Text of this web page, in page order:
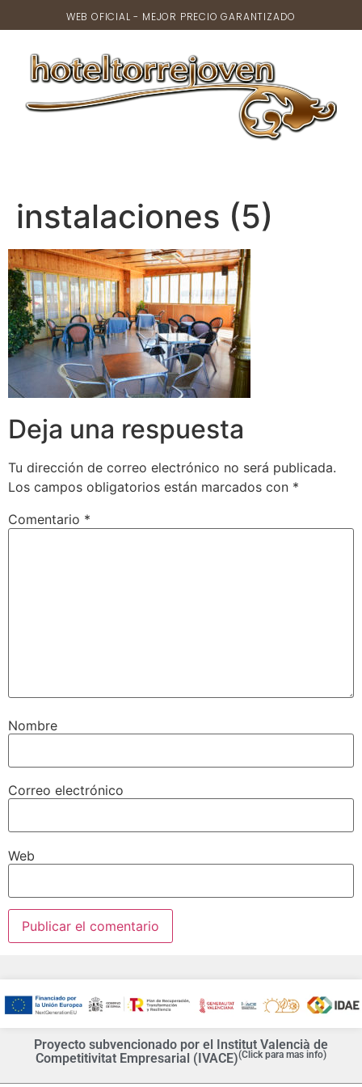
WEB OFICIAL - MEJOR PRECIO GARANTIZADO
instalaciones (5)
Deja una respuesta
Tu dirección de correo electrónico no será publicada.
Los campos obligatorios están marcados con *
Comentario *
Nombre
Correo electrónico
Web
Proyecto subvencionado por el Institut Valencià de
Competitivitat Empresarial (IVACE)(Click para mas info)